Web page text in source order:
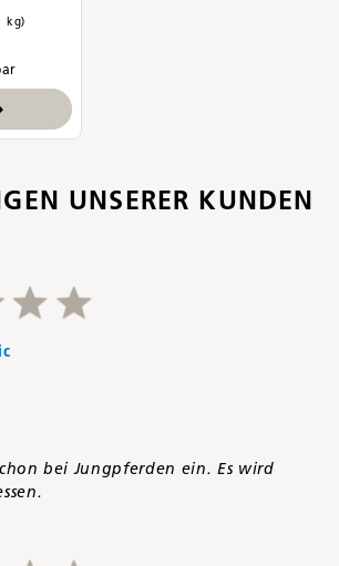
kg)
UNSERER KUNDEN
bei Jungpferden ein. Es wird